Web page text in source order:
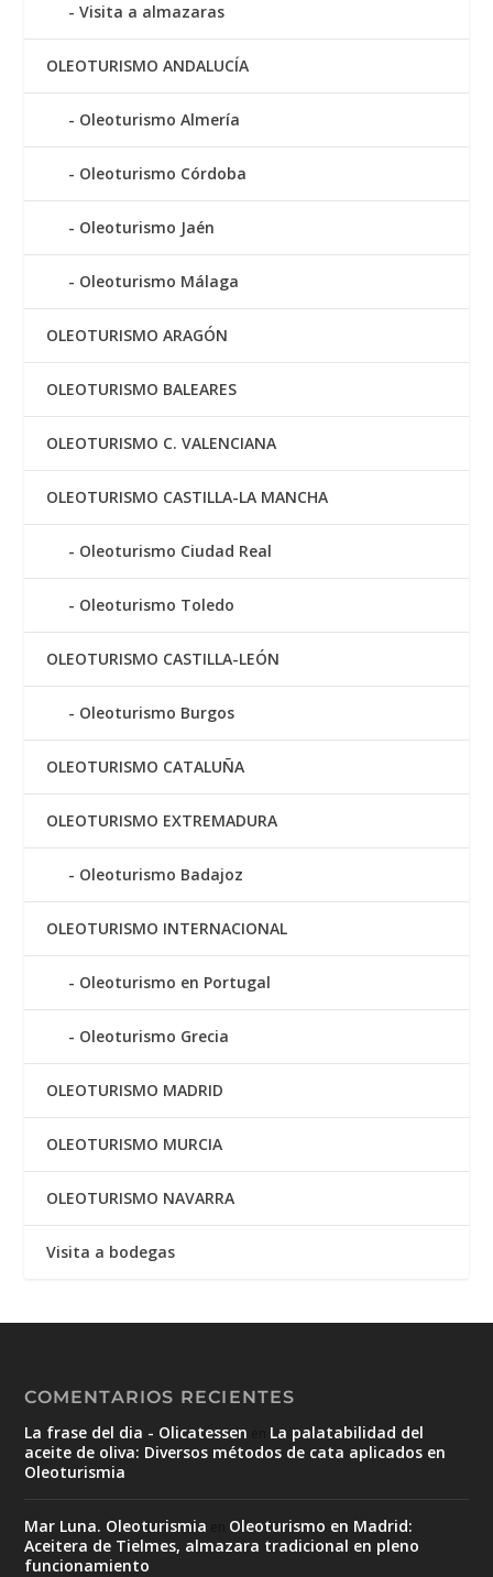
Visita a almazaras
OLEOTURISMO ANDALUCÍA
Oleoturismo Almería
Oleoturismo Córdoba
Oleoturismo Jaén
Oleoturismo Málaga
OLEOTURISMO ARAGÓN
OLEOTURISMO BALEARES
OLEOTURISMO C. VALENCIANA
OLEOTURISMO CASTILLA-LA MANCHA
Oleoturismo Ciudad Real
Oleoturismo Toledo
OLEOTURISMO CASTILLA-LEÓN
Oleoturismo Burgos
OLEOTURISMO CATALUÑA
OLEOTURISMO EXTREMADURA
Oleoturismo Badajoz
OLEOTURISMO INTERNACIONAL
Oleoturismo en Portugal
Oleoturismo Grecia
OLEOTURISMO MADRID
OLEOTURISMO MURCIA
OLEOTURISMO NAVARRA
Visita a bodegas
COMENTARIOS RECIENTES
La frase del dia - Olicatessen
La palatabilidad del
aceite de oliva: Diversos métodos de cata aplicados en
Oleoturismia
Mar Luna. Oleoturismia
Oleoturismo en Madrid:
Aceitera de Tielmes, almazara tradicional en pleno
funcionamiento